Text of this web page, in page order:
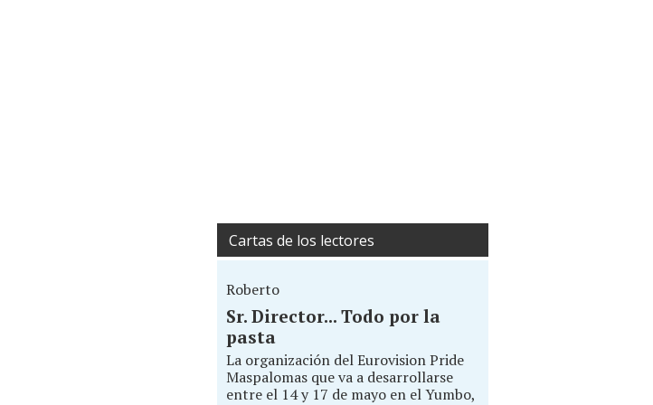
Cartas de los lectores
Roberto
Sr. Director... Todo por la
pasta
La organización del Eurovision Pride
Maspalomas que va a desarrollarse
entre el 14 y 17 de mayo en el Yumbo,